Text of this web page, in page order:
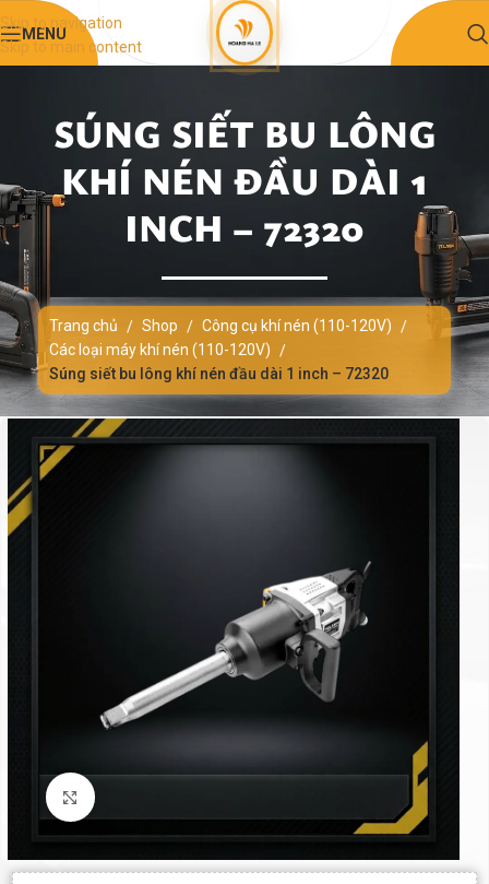
Skip to navigation
Skip to main content
MENU
SÚNG SIẾT BU LÔNG
KHÍ NÉN ĐẦU DÀI 1
INCH – 72320
Trang chủ / Shop / Công cụ khí nén (110-120V) /
Các loại máy khí nén (110-120V) /
Súng siết bu lông khí nén đầu dài 1 inch – 72320
Click to enlarge